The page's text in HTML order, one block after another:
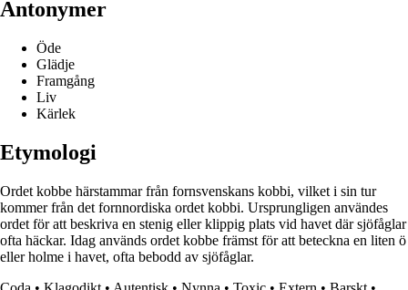
Antonymer
Öde
Glädje
Framgång
Liv
Kärlek
Etymologi
Ordet kobbe härstammar från fornsvenskans kobbi, vilket i sin tur
kommer från det fornnordiska ordet kobbi. Ursprungligen användes
ordet för att beskriva en stenig eller klippig plats vid havet där sjöfåglar
ofta häckar. Idag används ordet kobbe främst för att beteckna en liten ö
eller holme i havet, ofta bebodd av sjöfåglar.